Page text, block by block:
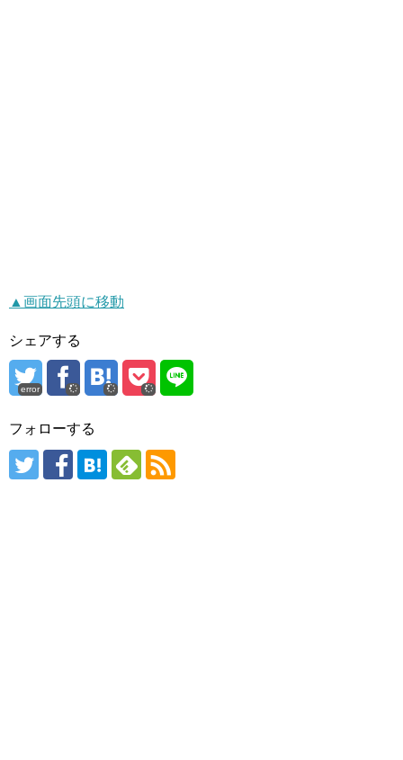
▲画面先頭に移動
シェアする
error
フォローする